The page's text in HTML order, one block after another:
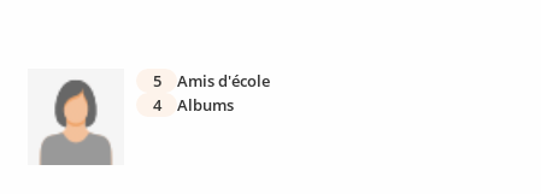
5
Amis d'école
4
Albums